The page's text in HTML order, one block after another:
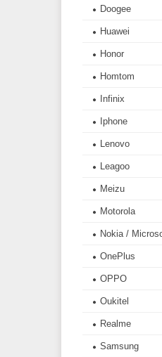
Doogee
Huawei
Honor
Homtom
Infinix
Iphone
Lenovo
Leagoo
Meizu
Motorola
Nokia /
OnePlus
OPPO
Oukitel
Realme
Samsung